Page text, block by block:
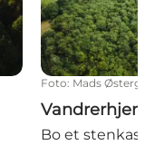
Foto: Mads
Bo et